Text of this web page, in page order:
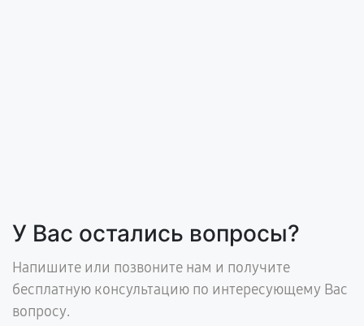
У Вас остались вопросы?
Напишите или позвоните нам и получите
бесплатную консультацию по интересующему Вас
вопросу.